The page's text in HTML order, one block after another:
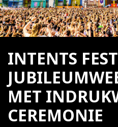
INTENTS
MET
CEREMONIE